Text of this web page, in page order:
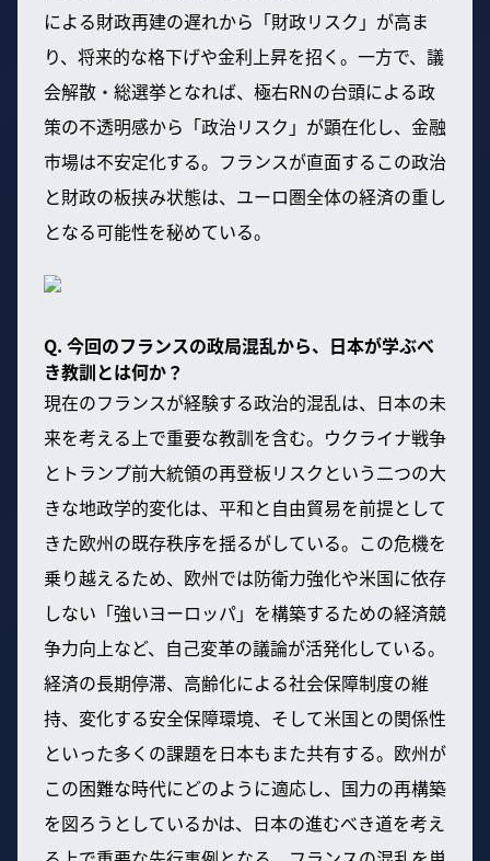
による財政再建の遅れから「財政リスク」が高ま
り、将来的な格下げや金利上昇を招く。一方で、議
会解散・総選挙となれば、極右RNの台頭による政
策の不透明感から「政治リスク」が顕在化し、金融
市場は不安定化する。フランスが直面するこの政治
と財政の板挟み状態は、ユーロ圏全体の経済の重し
となる可能性を秘めている。
Q. 今回のフランスの政局混乱から、日本が学ぶべ
き教訓とは何か？
現在のフランスが経験する政治的混乱は、日本の未
来を考える上で重要な教訓を含む。ウクライナ戦争
とトランプ前大統領の再登板リスクという二つの大
きな地政学的変化は、平和と自由貿易を前提として
きた欧州の既存秩序を揺るがしている。この危機を
乗り越えるため、欧州では防衛力強化や米国に依存
しない「強いヨーロッパ」を構築するための経済競
争力向上など、自己変革の議論が活発化している。
経済の長期停滞、高齢化による社会保障制度の維
持、変化する安全保障環境、そして米国との関係性
といった多くの課題を日本もまた共有する。欧州が
この困難な時代にどのように適応し、国力の再構築
を図ろうとしているかは、日本の進むべき道を考え